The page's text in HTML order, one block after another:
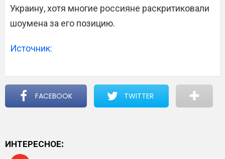
Украину, хотя многие россияне раскритиковали
шоумена за его позицию.
Источник:
FACEBOOK TWITTER
ИНТЕРЕСНОЕ: